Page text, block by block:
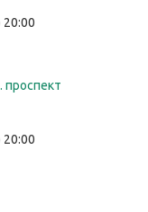
проспект